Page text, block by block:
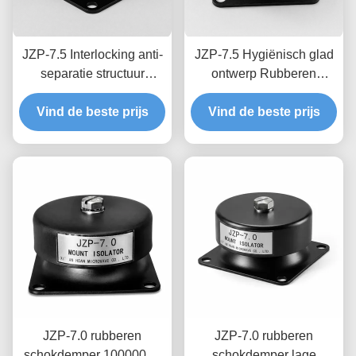
JZP-7.5 Interlocking anti-
separatie structuur
Rubberen schokdemper
met permanent gevormde
partij traceerbaarheid
Vind de beste prijs
JZP-7.5 Hygiënisch glad
ontwerp Rubberen
schokdemper met
gemakkelijk wassen
Progressieve kussen
Vind de beste prijs
JZP-7.0 rubberen
JZP-7.0 rubberen